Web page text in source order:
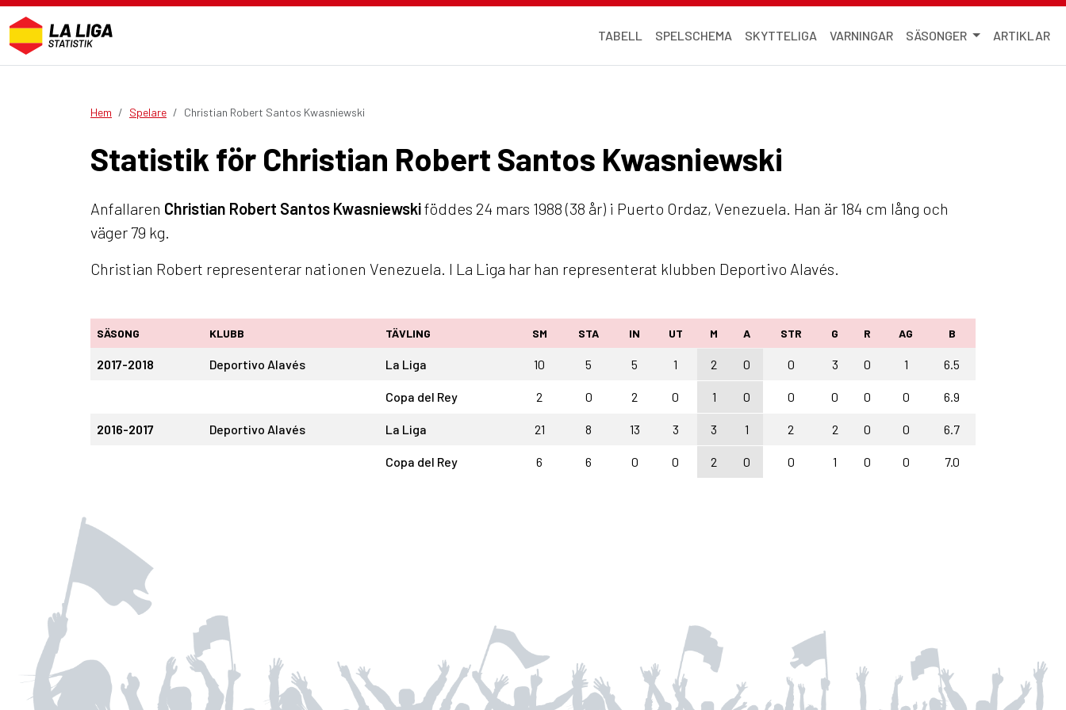
TABELL SPELSCHEMA SKYTTELIGA VARNINGAR SÄSONGER ARTIKLAR
Hem Spelare Christian Robert Santos Kwasniewski
Statistik för Christian Robert Santos Kwasniewski
Anfallaren Christian Robert Santos Kwasniewskiföddes 24 mars 1988 (38 år) i Puerto Ordaz, Venezuela. Han är 184 cm lång och
väger 79 kg.
Christian Robert representerar nationen Venezuela. I La Liga har han representerat klubben Deportivo Alavés.
SÄSONG KLUBB TÄVLING SM STA IN UT M A STR G R AG B
2017-2018 Deportivo Alavés La Liga 10 5 5 1 2 0 0 3 0 1 6.5
Copa del Rey 2 0 2 0 1 0 0 0 0 0 6.9
2016-2017 Deportivo Alavés La Liga 21 8 13 3 3 1 2 2 0 0 6.7
Copa del Rey 6 6 0 0 2 0 0 1 0 0 7.0